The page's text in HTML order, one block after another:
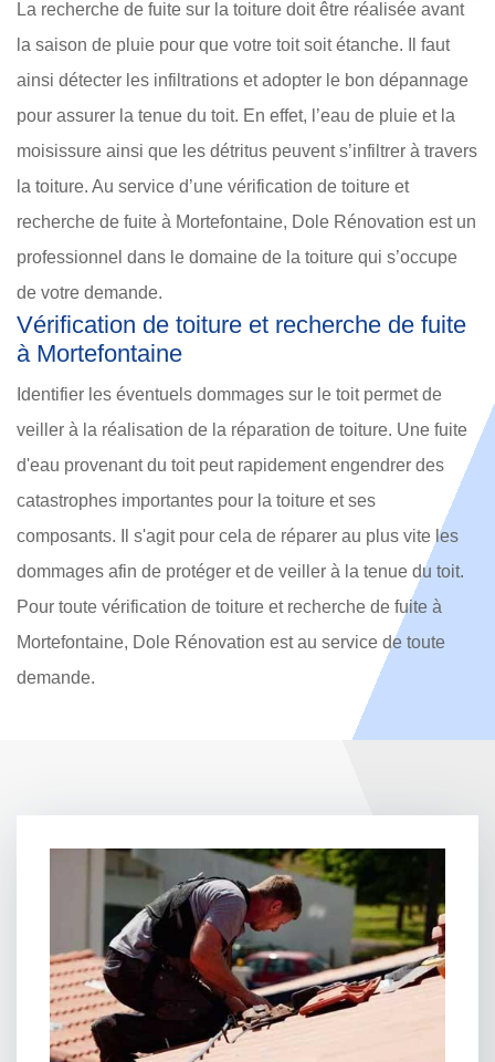
La recherche de fuite sur la toiture doit être réalisée avant
la saison de pluie pour que votre toit soit étanche. Il faut
ainsi détecter les infiltrations et adopter le bon dépannage
pour assurer la tenue du toit. En effet, l’eau de pluie et la
moisissure ainsi que les détritus peuvent s’infiltrer à travers
la toiture. Au service d’une vérification de toiture et
recherche de fuite à Mortefontaine, Dole Rénovation est un
professionnel dans le domaine de la toiture qui s’occupe
de votre demande.
Vérification de toiture et recherche de fuite
à Mortefontaine
Identifier les éventuels dommages sur le toit permet de
veiller à la réalisation de la réparation de toiture. Une fuite
d'eau provenant du toit peut rapidement engendrer des
catastrophes importantes pour la toiture et ses
composants. Il s'agit pour cela de réparer au plus vite les
dommages afin de protéger et de veiller à la tenue du toit.
Pour toute vérification de toiture et recherche de fuite à
Mortefontaine, Dole Rénovation est au service de toute
demande.